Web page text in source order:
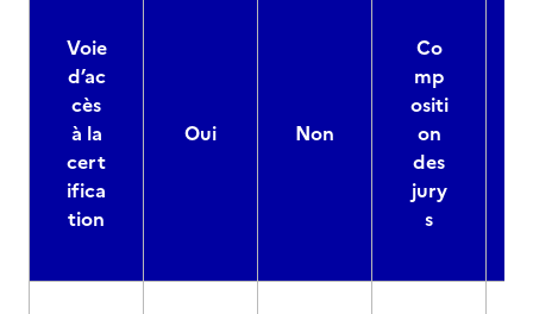
Voie
d’ac
cès
à la
cert
ifica
tion
Oui Non
Co
mp
ositi
on
des
jury
s